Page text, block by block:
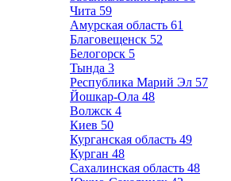
Чита 59
Амурская область 61
Благовещенск 52
Белогорск 5
Тында 3
Республика Марий Эл 57
Йошкар-Ола 48
Волжск 4
Киев 50
Курганская область 49
Курган 48
Сахалинская область 48